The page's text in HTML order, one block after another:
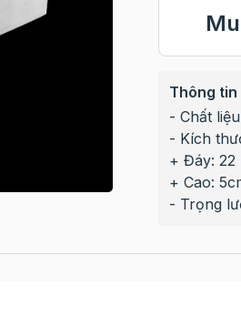
Thông tin
- Chất
- Kích
+ Đáy: 22
+ Cao:
- Trọng